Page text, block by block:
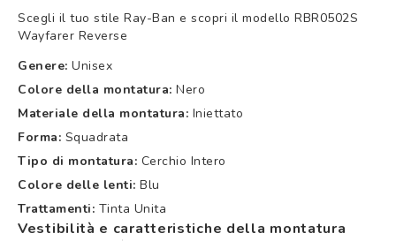
Scegli il tuo stile Ray-Ban e scopri il modello RBR0502S
Wayfarer Reverse
Genere: Unisex
Colore della montatura: Nero
Materiale della montatura: Iniettato
Forma: Squadrata
Tipo di montatura: Cerchio Intero
Colore delle lenti: Blu
Trattamenti: Tinta Unita
Vestibilità e caratteristiche della montatura